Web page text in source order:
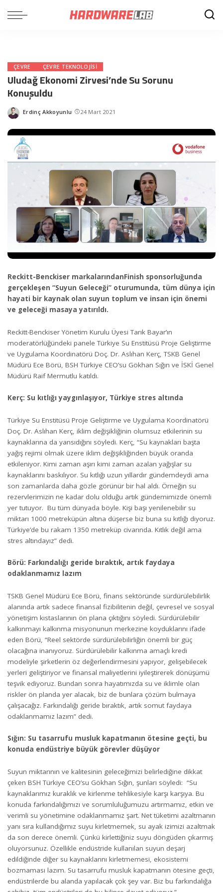
ÇEVRE ÇEVRE TEKNOLOJISI
Uludağ Ekonomi Zirvesi’nde Su Sorunu
Konuşuldu
Posted
Erdinç Akkoyunlu 24 Mart 2021
Reckitt-Benckiser markalarındanFinish sponsorluğunda
gerçekleşen “Suyun Geleceği” oturumunda, tüm dünya için
hayati bir kaynak olan suyun toplum ve insan için önemi
ve geleceği masaya yatırıldı.
Reckitt-Benckiser Yönetim Kurulu Üyesi Tarık Bayar’ın
moderatörlüğündeki panele Türkiye Su Enstitüsü Proje Geliştirme
ve Uygulama Koordinatörü Doç. Dr. Aslıhan Kerç, TSKB Genel
Müdürü Ece Börü, BSH Türkiye CEO’su Gökhan Sığın ve İSKİ Genel
Müdürü Raif Mermutlu katıldı.
Kerç: Su kıtlığı yaygınlaşıyor, Türkiye stres altında
Türkiye Su Enstitüsü Proje Geliştirme ve Uygulama Koordinatörü
Doç. Dr. Aslıhan Kerç, iklim değişikliğinin olumsuz etkilerinin su
kaynaklarına da yansıdığını söyledi. Kerç, “Su kaynakları başta
yağış rejimi olmak üzere iklim değişikliğinden büyük oranda
etkileniyor. Kimi zaman aşırı kimi zaman azalan yağışlar su
kaynaklarını baskılıyor. Su kıtlığı uzun yıllardır gündemdeydi ama
son zamanlarda daha gözle görünür bir hal aldı. Örneğin su
rezervlerimizin ne kadar dolu olduğu artık gündemimizde önemli
yer tutuyor. Bu tüm dünyada böyle. Kişi başı yenilenebilir su
miktarı 1000 metreküpün altına düşerse biz buna su kıtlığı diyoruz.
Türkiye’de bu rakam 1350 metreküp civarında. Kıtlık değil ama
stres altındayız” dedi.
Börü: Farkındalığı geride bıraktık, artık faydaya
odaklanmamız lazım
TSKB Genel Müdürü Ece Börü, finans sektöründe sürdürülebilirlik
alanında artık sadece finansal fizibilitenin değil, çevresel ve sosyal
yönetişim kıstaslarının ön plana çıktığını söyledi. Sürdürülebilir
kalkınmayı kalkınma misyonunun merkezine koyduklarını ifade
eden Börü, “Reel sektörde sürdürülebilirliğin önemli bir güç
olacağına inanıyoruz. Sürdürülebilir kalkınma amaçlı kredi
modeliyle şirketlerin öz değerlendirmesini yapıyor, gelişebilecek
yerleri geliştiriyor ve finansal maliyetlerini iyileştirerek dönüşümü
teşvik ediyoruz. Bundan sonra hayatımızda su ve iklimle olan
riskler ön planda yer alacak, biz de bunlara çözüm bulmaya
çalışacağız. Farkındalığı geride bıraktık, artık somut faydaya
odaklanmamız lazım” dedi.
Sığın: Su tasarrufu musluk kapatmanın ötesine geçti, bu
konuda endüstriye büyük görevler düşüyor
Suyun miktarının ve kalitesinin geleceğimizi belirlediğine dikkat
çeken BSH Türkiye CEO’su Gökhan Sığın, şunları söyledi: “Su
kaynaklarımız kuraklık ve kirlenme tehlikesiyle karşı karşıya. Bu
konuda farkındalığımızı ve sorumluluğumuzu artırmamız, etkin ve
verimli su yönetimine odaklanmamız şart. Net tüketimi azaltmanın
yanı sıra kullandığımız suyu kirletmemek, su ayak izimizi azaltmak
da son derece önemli. Çünkü kirlettiğiniz suyu döngüden çıkarmış
oluyorsunuz. Özellikle endüstride kullanılan suyun deşarj
edildiğinde diğer su kaynaklarını kirletmemesi, ekosistemi
bozmaması lazım. Su tasarrufu musluk kapatmanın ötesine geçti,
endüstrilerde bu alanda yapılacak çok şey var. Biz bu farkındalığa